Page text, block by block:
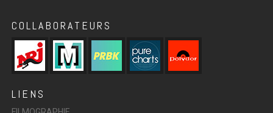
COLLABORATEURS
LIENS